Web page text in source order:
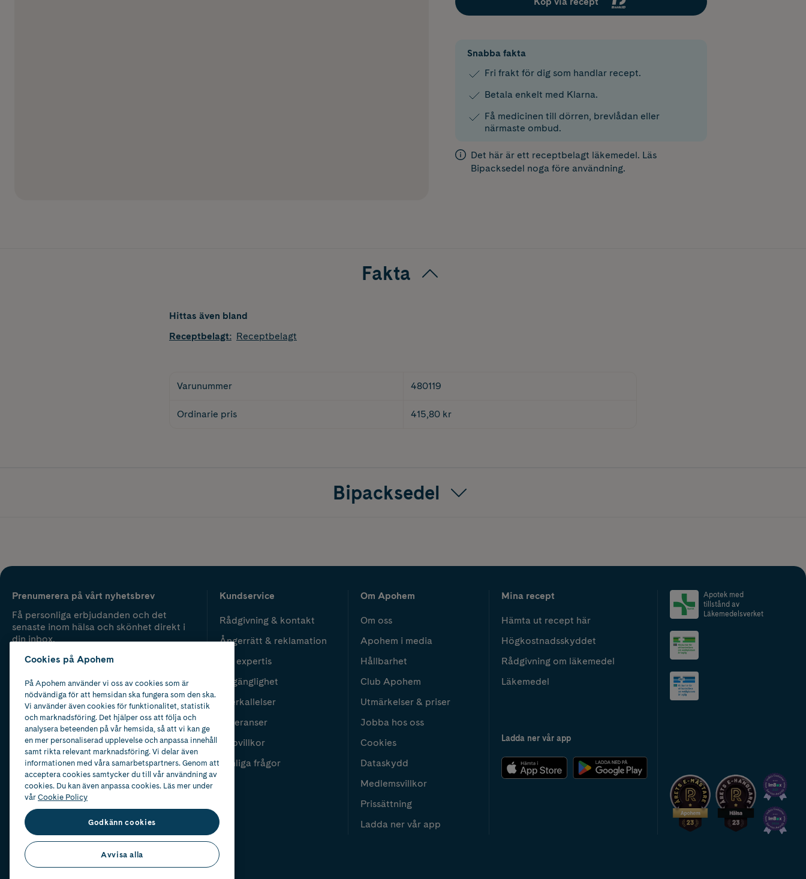
Snabba fakta
Fri frakt för dig som handlar recept.
Betala enkelt med Klarna.
Få medicinen till dörren, brevlådan eller
närmaste ombud.
Det här är ett receptbelagt läkemedel. Läs
Bipacksedel noga före användning.
Fakta
Hittas även bland
Receptbelagt: Receptbelagt
Varunummer 480119
Ordinarie pris 415,80 kr
Bipacksedel
Prenumerera på vårt nyhetsbrev
Få personliga erbjudanden och det
senaste inom hälsa och skönhet direkt i
din inbox.
Kundservice
Rådgivning & kontakt
Ångerrätt & reklamation
Vår expertis
Tillgänglighet
Återkallelser
Leveranser
Köpvillkor
Vanliga frågor
Om Apohem
Om oss
Apohem i media
Hållbarhet
Club Apohem
Utmärkelser & priser
Jobba hos oss
Cookies
Dataskydd
Medlemsvillkor
Prissättning
Ladda ner vår app
Mina recept
Hämta ut recept här
Högkostnadsskyddet
Rådgivning om läkemedel
Läkemedel
Ladda ner vår app
Apotek med
tillstånd av
Läkemedelsverket
2024
Cookies på Apohem
På Apohem använder vi oss av cookies som är
nödvändiga för att hemsidan ska fungera som den ska.
Vi använder även cookies för funktionalitet, statistik
och marknadsföring. Det hjälper oss att följa och
analysera beteenden på vår hemsida, så att vi kan ge
en mer personaliserad upplevelse och anpassa innehåll
samt rikta relevant marknadsföring. Vi delar även
informationen med våra samarbetspartners. Genom att
acceptera cookies samtycker du till vår användning av
cookies. Du kan även anpassa cookies. Läs mer under
vårCookie Policy
Godkänn cookies
Avvisa alla